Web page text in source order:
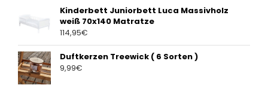
Kinderbett Juniorbett Luca Massivholz
weiß 70x140 Matratze
114,95€
Duftkerzen Treewick ( 6 Sorten )
9,99€